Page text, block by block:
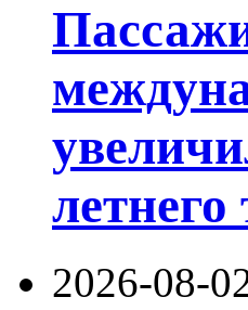
летнего
2026-08-